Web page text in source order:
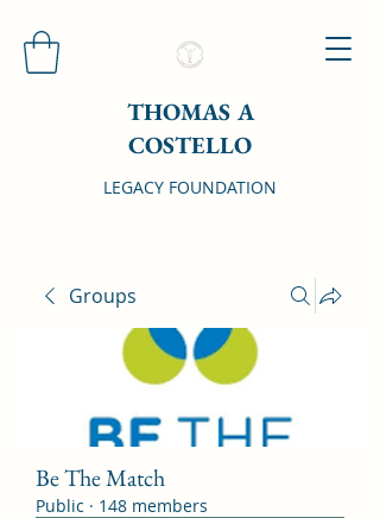
THOMAS A
COSTELLO
LEGACY FOUNDATION
Groups
Be The Match
Public · 148 members